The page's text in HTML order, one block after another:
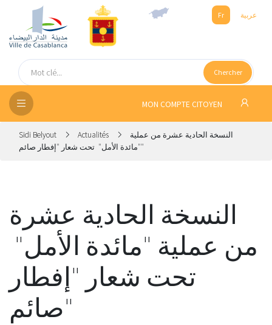
Fr عربية
Chercher
MON COMPTE CITOYEN
Sidi Belyout Actualités
النسخة الحادية عشرة من عملية
"مائدة الأمل" تحت شعار "إفطار صائم"
النسخة الحادية عشرة
من عملية "مائدة الأمل"
تحت شعار "إفطار
صائم"